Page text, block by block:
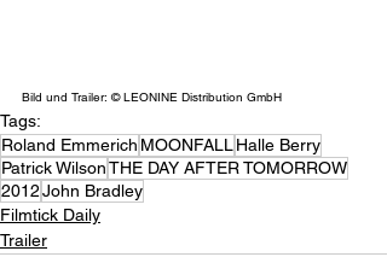
Bild und Trailer: © LEONINE Distribution GmbH
Tags:
Roland Emmerich MOONFALLHalle Berry
Patrick WilsonTHE DAY AFTER TOMORROW
2012John Bradley
Filmtick Daily
Trailer